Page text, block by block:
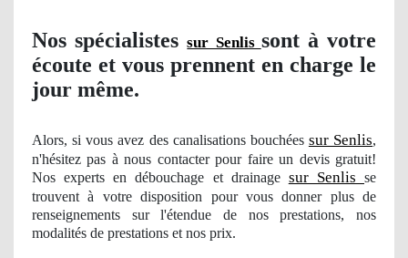
Nosspécialistessur Senlis sont à votre
écoute et vous prennent en charge le
jour même.
Alors, si vous avez des canalisations bouchées sur Senlis,
n'hésitez pas à nous contacter pour faire un devis gratuit!
Nos experts en débouchage et drainage sur Senlis se
trouvent à votre disposition pour vous donner plus de
renseignements sur l'étendue de nosprestations, nos
modalités de prestations et nos prix.